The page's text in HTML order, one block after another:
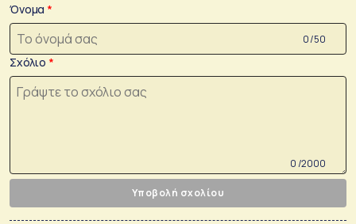
Όνομα
0 /50
Σχόλιο
0 /2000
Υποβολή σχολίου